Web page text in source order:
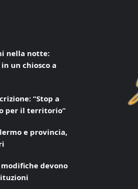
nella notte:
un chiosco a
“Stop a
per il territorio”
e provincia,
devono